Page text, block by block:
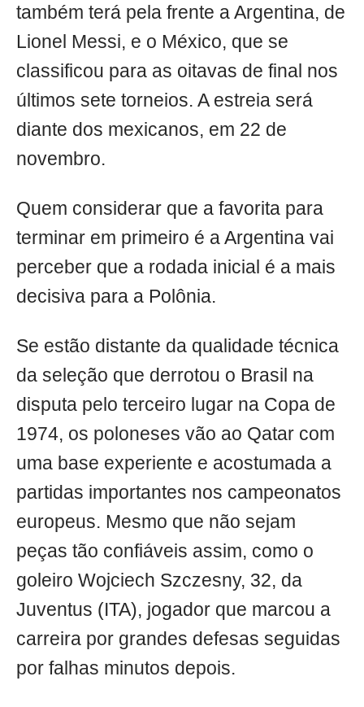
também terá pela frente a Argentina, de
Lionel Messi, e o México, que se
classificou para as oitavas de final nos
últimos sete torneios. A estreia será
diante dos mexicanos, em 22 de
novembro.
Quem considerar que a favorita para
terminar em primeiro é a Argentina vai
perceber que a rodada inicial é a mais
decisiva para a Polônia.
Se estão distante da qualidade técnica
da seleção que derrotou o Brasil na
disputa pelo terceiro lugar na Copa de
1974, os poloneses vão ao Qatar com
uma base experiente e acostumada a
partidas importantes nos campeonatos
europeus. Mesmo que não sejam
peças tão confiáveis assim, como o
goleiro Wojciech Szczesny, 32, da
Juventus (ITA), jogador que marcou a
carreira por grandes defesas seguidas
por falhas minutos depois.